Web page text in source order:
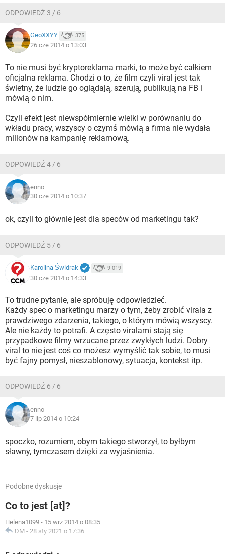
ODPOWIEDŹ 3 / 6
GeoXXYY 375
26 cze 2014 o 13:03
To nie musi być kryptoreklama marki, to może być całkiem
oficjalna reklama. Chodzi o to, że film czyli viral jest tak
świetny, że ludzie go oglądają, szerują, publikują na FB i
mówią o nim.
Czyli efekt jest niewspółmiernie wielki w porównaniu do
wkładu pracy, wszyscy o czymś mówią a firma nie wydała
milionów na kampanię reklamową.
ODPOWIEDŹ 4 / 6
enno
30 cze 2014 o 10:37
ok, czyli to głównie jest dla speców od marketingu tak?
ODPOWIEDŹ 5 / 6
Karolina Świdrak 9 019
30 cze 2014 o 14:33
To trudne pytanie, ale spróbuję odpowiedzieć.
Każdy spec o marketingu marzy o tym, żeby zrobić virala z
prawdziwego zdarzenia, takiego, o którym mówią wszyscy.
Ale nie każdy to potrafi. A często viralami stają się
przypadkowe filmy wrzucane przez zwykłych ludzi. Dobry
viral to nie jest coś co możesz wymyślić tak sobie, to musi
być fajny pomysł, nieszablonowy, sytuacja, kontekst itp.
ODPOWIEDŹ 6 / 6
enno
7 lip 2014 o 10:24
spoczko, rozumiem, obym takiego stworzył, to byłbym
sławny, tymczasem dzięki za wyjaśnienia.
Podobne dyskusje
Co to jest [at]?
Helena1099 - 15 wrz 2014 o 08:35
DM - 28 sty 2021 o 17:36